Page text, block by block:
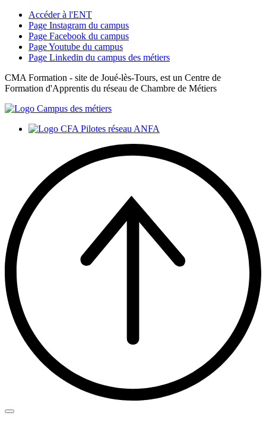
Accéder à l'ENT
Page Instagram du campus
Page Facebook du campus
Page Youtube du campus
Page Linkedin du campus des métiers
CMA Formation - site de Joué-lès-Tours, est un Centre de
Formation d'Apprentis du réseau de Chambre de Métiers